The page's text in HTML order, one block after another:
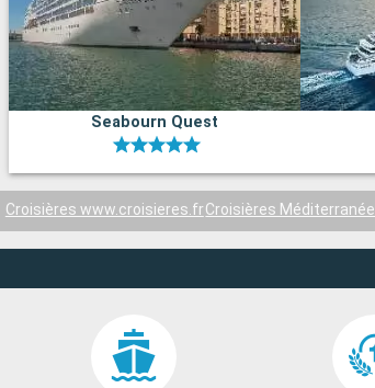
Seabourn Quest
Croisières www.croisieres.frCroisières Méditerranée